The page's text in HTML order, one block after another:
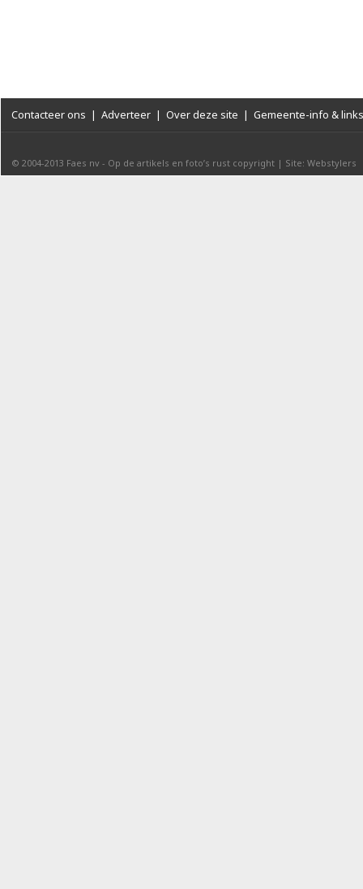
Contacteer ons | Adverteer | Over deze site | Gemeente-info & links
© 2004-2013 Faes nv - Op de artikels en foto’s rust copyright | Site: Webstylers